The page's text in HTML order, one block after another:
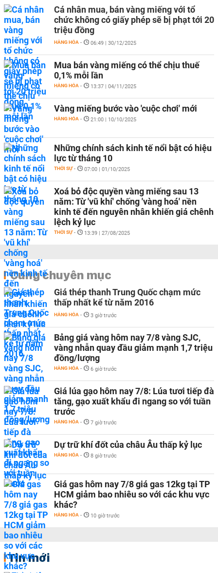
Cá nhân mua, bán vàng miếng với tổ
chức không có giấy phép sẽ bị phạt tới 20
triệu đồng
HÀNG HÓA - 06:49 | 30/12/2025
Mua bán vàng miếng có thể chịu thuế
0,1% mỗi lần
HÀNG HÓA - 13:37 | 04/11/2025
Vàng miếng bước vào 'cuộc chơi' mới
HÀNG HÓA - 21:00 | 10/10/2025
Những chính sách kinh tế nổi bật có hiệu
lực từ tháng 10
THỜI SỰ - 07:00 | 01/10/2025
Xoá bỏ độc quyền vàng miếng sau 13
năm: Từ 'vũ khí' chống 'vàng hoá' nền
kinh tế đến nguyên nhân khiến giá chênh
lệch kỷ lục
THỜI SỰ - 13:39 | 27/08/2025
Cùng chuyên mục
Giá thép thanh Trung Quốc chạm mức
thấp nhất kể từ năm 2016
HÀNG HÓA - 3 giờ trước
Bảng giá vàng hôm nay 7/8 vàng SJC,
vàng nhẫn quay đầu giảm mạnh 1,7 triệu
đồng/lượng
HÀNG HÓA - 6 giờ trước
Giá lúa gạo hôm nay 7/8: Lúa tươi tiếp đà
tăng, gạo xuất khẩu đi ngang so với tuần
trước
HÀNG HÓA - 7 giờ trước
Dự trữ khí đốt của châu Âu thấp kỷ lục
HÀNG HÓA - 8 giờ trước
Giá gas hôm nay 7/8 giá gas 12kg tại TP
HCM giảm bao nhiêu so với các khu vực
khác?
HÀNG HÓA - 10 giờ trước
Tin mới